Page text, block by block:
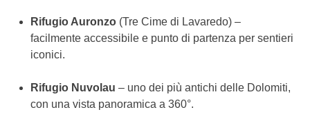
Rifugio Auronzo (Tre Cime di Lavaredo) –
facilmente accessibile e punto di partenza per sentieri
iconici.
Rifugio Nuvolau – uno dei più antichi delle Dolomiti,
con una vista panoramica a 360°.